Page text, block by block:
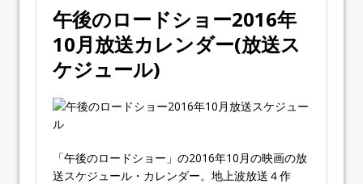
午後のロードショー2016年
10月放送カレンダー(放送ス
ケジュール)
「午後のロードショー」の2016年10月の映画の放
送スケジュール・カレンダー。地上波放送４作